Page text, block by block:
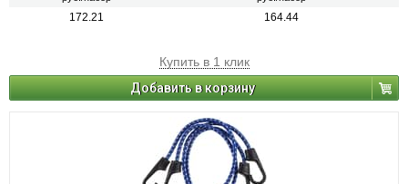
172.21 164.44
Купить в 1 клик
Добавить в корзину